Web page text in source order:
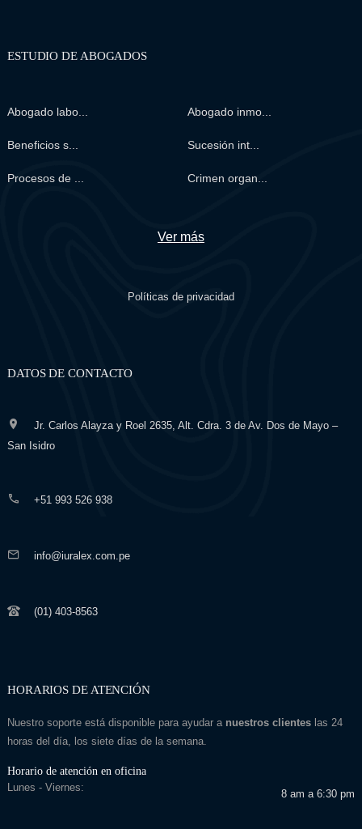
ESTUDIO DE ABOGADOS
Abogado labo... Abogado inmo...
Beneficios s... Sucesión int...
Procesos de ... Crimen organ...
Ver más
Políticas de privacidad
DATOS DE CONTACTO
Jr. Carlos Alayza y Roel 2635, Alt. Cdra. 3 de Av. Dos de Mayo –
San Isidro
+51 993 526 938
info@iuralex.com.pe
(01) 403-8563
HORARIOS DE ATENCIÓN
Nuestro soporte está disponible para ayudar a nuestros clienteslas 24
horas del día, los siete días de la semana.
Horario de atención en oficina
Lunes - Viernes:
8 am a 6:30 pm